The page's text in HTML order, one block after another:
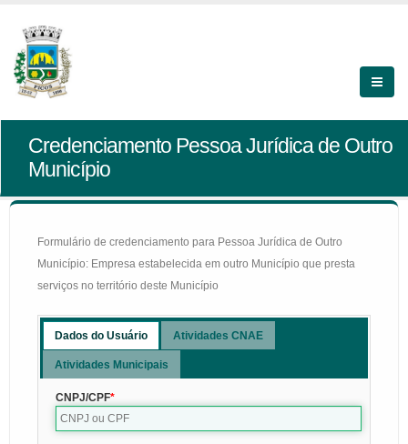
Credenciamento Pessoa Jurídica de Outro
Município
Formulário de credenciamento para Pessoa Jurídica de Outro
Município: Empresa estabelecida em outro Município que presta
serviços no território deste Município
Dados do Usuário Atividades CNAE
Atividades Municipais
CNPJ/CPF